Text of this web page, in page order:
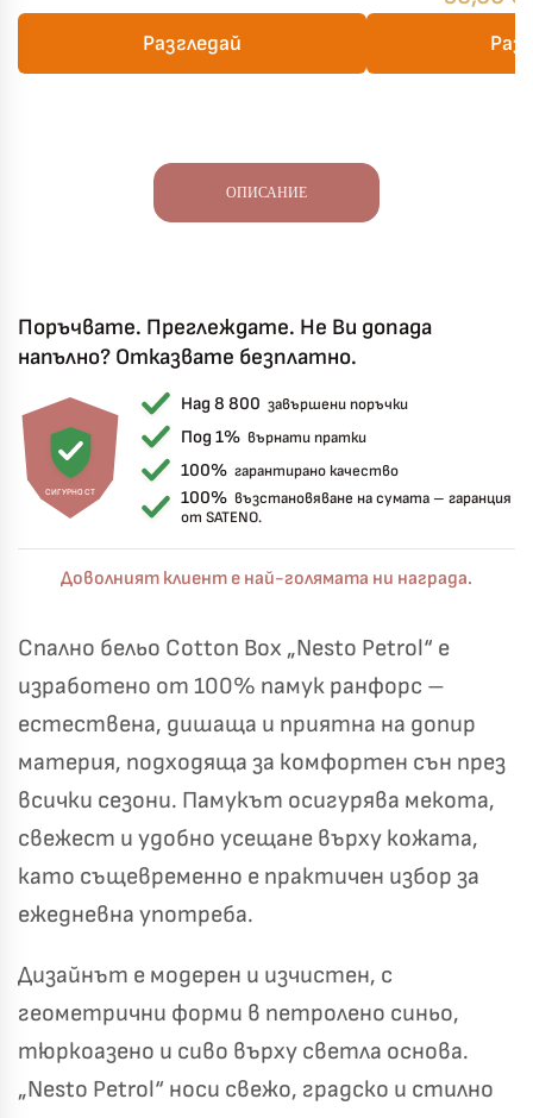
Разгледай
ОПИСАНИЕ
Поръчвате. Преглеждате. Не Ви допада
напълно? Отказвате безплатно.
СИГУРНОСТ
Над 8 800 завършени поръчки
Под 1% върнати пратки
100% гарантирано качество
100% възстановяване на сумата – гаранция
от SATENO.
Доволният клиент е най-голямата ни награда.
Спално бельо Cotton Box „Nesto Petrol“ е
изработено от 100% памук ранфорс –
естествена, дишаща и приятна на допир
материя, подходяща за комфортен сън през
всички сезони. Памукът осигурява мекота,
свежест и удобно усещане върху кожата,
като същевременно е практичен избор за
ежедневна употреба.
Дизайнът е модерен и изчистен, с
геометрични форми в петролено синьо,
тюркоазено и сиво върху светла основа.
„Nesto Petrol“ носи свежо, градско и стилно
🎁 Късметът избра Вас!
✦
✦
Хавлиени кърпи – Комплект 2 части – 100% памук
Светлосиво и Антрацит